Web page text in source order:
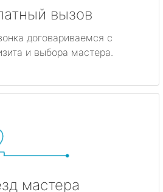
вызов
договариваемся с
и выбора мастера.
мастера